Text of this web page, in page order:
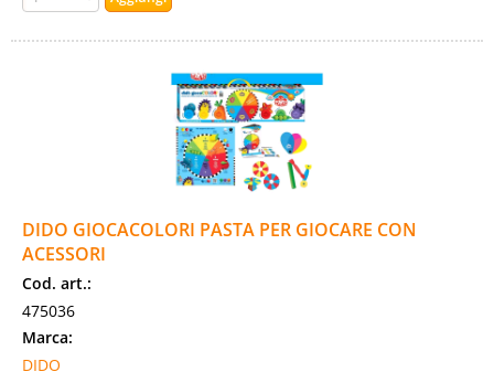
DIDO GIOCACOLORI PASTA PER GIOCARE CON
ACESSORI
Cod. art.:
475036
Marca:
DIDO